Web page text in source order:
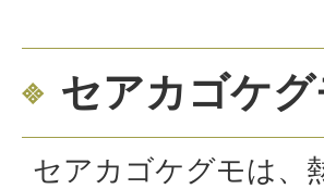
セアカゴケ
セアカゴケグモは、